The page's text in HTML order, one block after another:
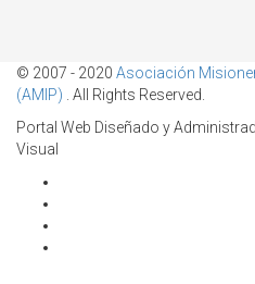
© 2007 - 2020 Asociación
(AMIP) . All Rights Reserved.
Portal Web Diseñado y
Visual